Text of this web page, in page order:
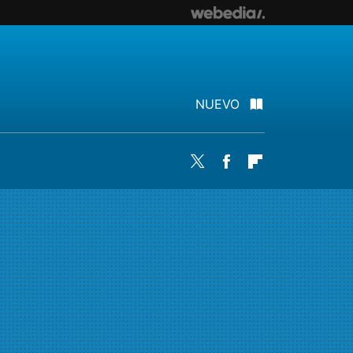
NUEVO
Twitter Facebook